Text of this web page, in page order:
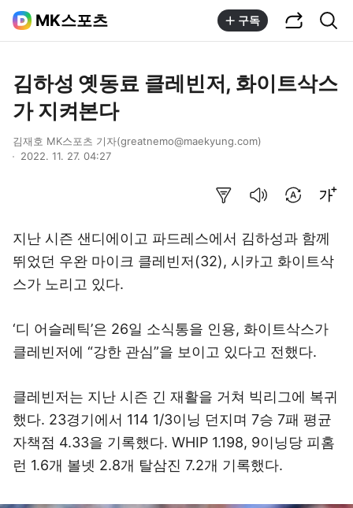
MK스포츠 구독
김하성 옛동료 클레빈저, 화이트삭스
가 지켜본다
김재호 MK스포츠 기자(greatnemo@maekyung.com)
2022. 11. 27. 04:27
지난 시즌 샌디에이고 파드레스에서 김하성과 함께
뛰었던 우완 마이크 클레빈저(32), 시카고 화이트삭
스가 노리고 있다.
‘디 어슬레틱’은 26일 소식통을 인용, 화이트삭스가
클레빈저에 “강한 관심”을 보이고 있다고 전했다.
클레빈저는 지난 시즌 긴 재활을 거쳐 빅리그에 복귀
했다. 23경기에서 114 1/3이닝 던지며 7승 7패 평균
자책점 4.33을 기록했다. WHIP 1.198, 9이닝당 피홈
런 1.6개 볼넷 2.8개 탈삼진 7.2개 기록했다.